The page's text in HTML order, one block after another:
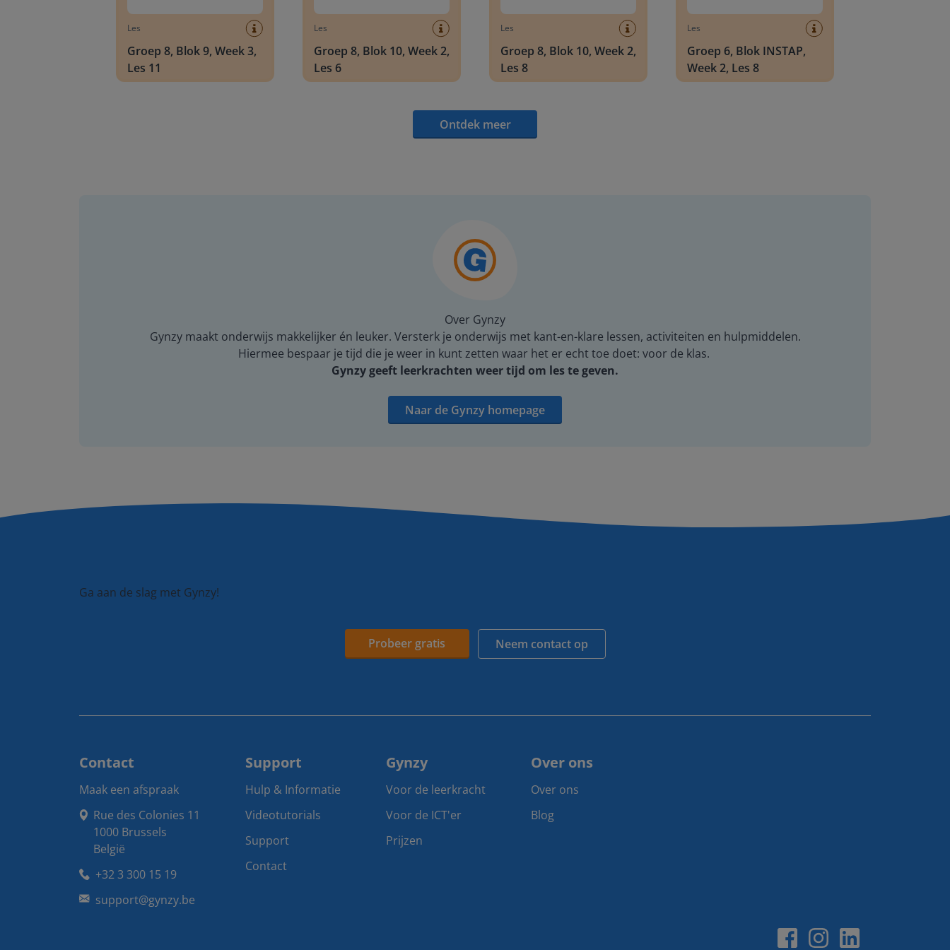
Les
Groep 8, Blok 9, Week 3,
Les 11
Les
Groep 8, Blok 10, Week 2,
Les 6
Les
Groep 8, Blok 10, Week 2,
Les 8
Les
Groep 6, Blok INSTAP,
Week 2, Les 8
Ontdek meer
Over Gynzy
Gynzy maakt onderwijs makkelijker én leuker. Versterk je onderwijs met kant-en-klare lessen, activiteiten en hulpmiddelen.
Hiermee bespaar je tijd die je weer in kunt zetten waar het er echt toe doet: voor de klas.
Gynzy geeft leerkrachten weer tijd om les te geven.
Naar de Gynzy homepage
Ga aan de slag met Gynzy!
Probeer gratis Neem contact op
Contact
Maak een afspraak
Rue des Colonies 11
1000 Brussels
België
+32 3 300 15 19
support@gynzy.be
Support
Hulp & Informatie
Videotutorials
Support
Contact
Gynzy
Voor de leerkracht
Voor de ICT'er
Prijzen
Over ons
Over ons
Blog